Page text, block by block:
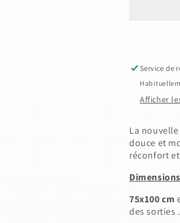
Service de
Afficher
La
douce et
réconfort
75x100 cm
des sorties .